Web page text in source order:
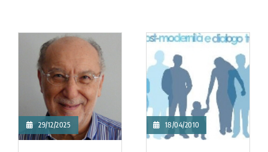
29/12/2025 18/04/2010